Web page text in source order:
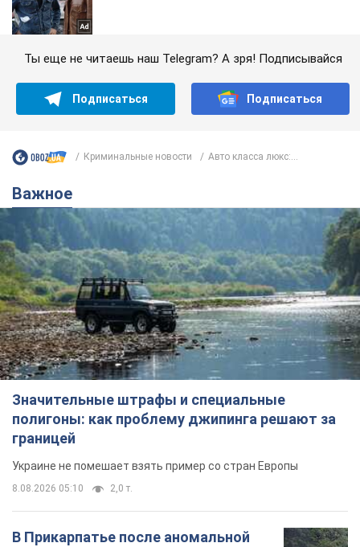
Ты еще не читаешь наш Telegram? А зря! Подписывайся
Подписаться Подписаться
Криминальные новости Авто класса люкс:...
Важное
Значительные штрафы и специальные
полигоны: как проблему джипинга решают за
границей
Украине не помешает взять пример со стран Европы
8.08.2026 05:10 2,0 т.
В Прикарпатье после аномальной